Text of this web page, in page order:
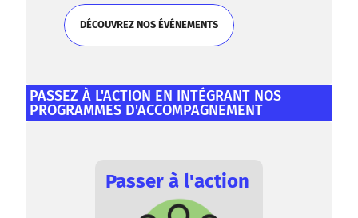
DÉCOUVREZ NOS ÉVÉNEMENTS
PASSEZ À L'ACTION EN INTÉGRANT NOS
PROGRAMMES D'ACCOMPAGNEMENT
Passer à l'action